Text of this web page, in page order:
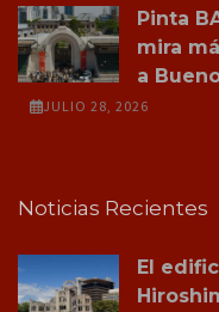
Pinta
mira
a
JULIO 28, 2026
Noticias Recientes
El